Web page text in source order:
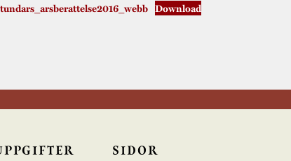
Download
SIDOR